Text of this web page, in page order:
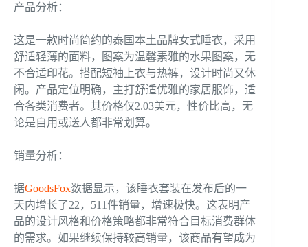
产品分析：
这是一款时尚简约的泰国本土品牌女式睡衣，采用
舒适轻薄的面料，图案为温馨素雅的水果图案，无
不合适印花。搭配短袖上衣与热裤，设计时尚又休
闲。产品定位明确，主打舒适优雅的家居服饰，适
合各类消费者。其价格仅2.03美元，性价比高，无
论是自用或送人都非常划算。
销量分析：
据GoodsFox数据显示，该睡衣套装在发布后的一
天内增长了22，511件销量，增速极快。这表明产
品的设计风格和价格策略都非常符合目标消费群体
的需求。如果继续保持较高销量，该商品有望成为